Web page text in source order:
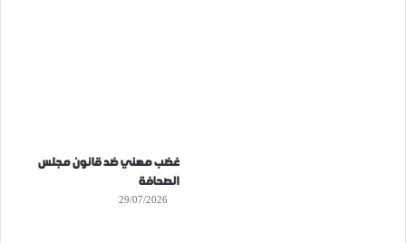
غضب مهني ضد قانون مجلس
الصحافة
29/07/2026